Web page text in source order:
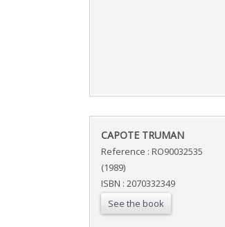
‎CAPOTE TRUMAN‎
Reference : RO90032535
(1989)
ISBN : 2070332349
See the book